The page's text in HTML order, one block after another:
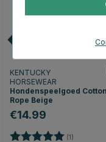
KENTUCKY
HORSEWEAR
Hondenspeelgoed Cotton
Rope Beige
€14.99
Beoordeling: (1)